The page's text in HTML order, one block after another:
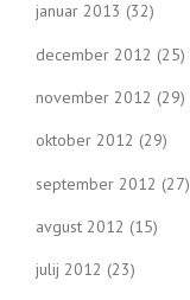
januar 2013 (32)
december 2012 (25)
november 2012 (29)
oktober 2012 (29)
september 2012 (27)
avgust 2012 (15)
julij 2012 (23)